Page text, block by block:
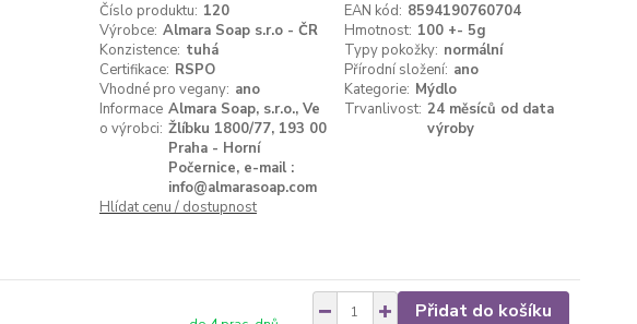
Číslo produktu: 120 EAN kód: 8594190760704
Výrobce: Almara Soap s.r.o - ČR Hmotnost: 100 +- 5g
Konzistence: tuhá Typy pokožky: normální
Certifikace: RSPO Přírodní složení: ano
Vhodné pro vegany: ano Kategorie: Mýdlo
Informace
o výrobci:
Almara Soap, s.r.o., Ve
Žlíbku 1800/77, 193 00
Praha - Horní
Počernice, e-mail :
info@almarasoap.com
Trvanlivost: 24 měsíců od data
výroby
Hlídat cenu / dostupnost
Přidat do košíku